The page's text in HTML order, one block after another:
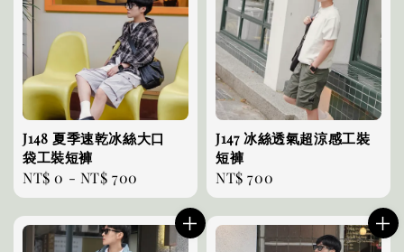
J148 夏季速乾冰絲大口
袋工裝短褲
Regular
price
NT$ 0 - NT$ 700
J147 冰絲透氣超涼感工裝
短褲
Regular
price
NT$ 700